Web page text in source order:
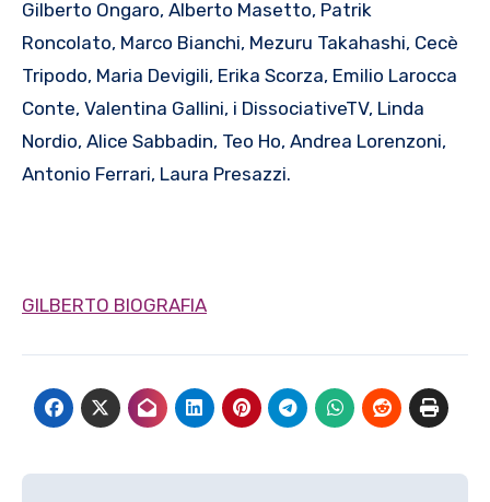
Gilberto Ongaro, Alberto Masetto, Patrik
Roncolato, Marco Bianchi, Mezuru Takahashi, Cecè
Tripodo, Maria Devigili, Erika Scorza, Emilio Larocca
Conte, Valentina Gallini, i DissociativeTV, Linda
Nordio, Alice Sabbadin, Teo Ho, Andrea Lorenzoni,
Antonio Ferrari, Laura Presazzi.
GILBERTO BIOGRAFIA